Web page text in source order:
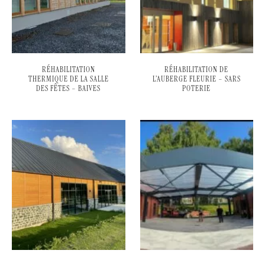
RÉHABILITATION
THERMIQUE DE LA SALLE
DES FÊTES – BAIVES
RÉHABILITATION DE
L’AUBERGE FLEURIE – SARS
POTERIE